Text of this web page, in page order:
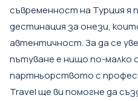
съвременност на Турция я
дестинация за онези,
автентичност. За да се
пътуване е нищо по-малко
партньорството с
Travelще ви помогне да